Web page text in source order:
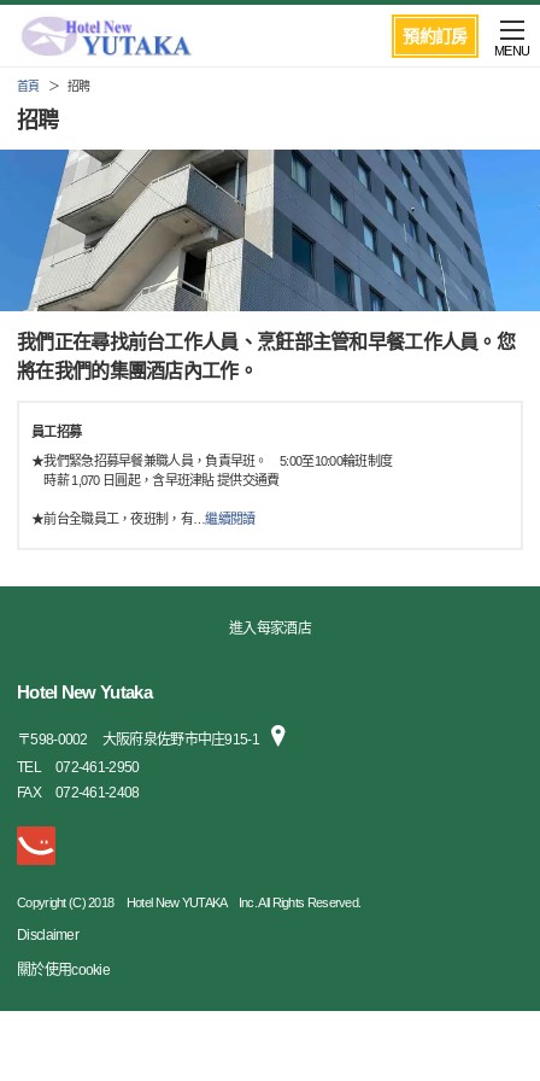
預約訂房
MENU
首頁 招聘
招聘
我們正在尋找前台工作人員、烹飪部主管和早餐工作人員。您
將在我們的集團酒店內工作。
員工招募
★我們緊急招募早餐兼職人員，負責早班。 5:00至10:00輪班制度
時薪 1,070 日圓起，含早班津貼 提供交通費
★前台全職員工，夜班制，有 …繼續閱讀
進入每家酒店
Hotel New Yutaka
〒598-0002
大阪府泉佐野市中庄915-1
TEL
072-461-2950
FAX
072-461-2408
Copyright (C) 2018 Hotel New YUTAKA Inc. All Rights Reserved.
Disclaimer
關於使用cookie